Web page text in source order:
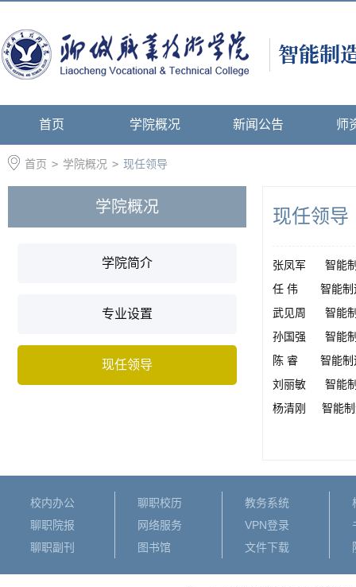
首页 学院概况 新闻公告 师
首页 > 学院概况 > 现任领导
学院概况
学院简介
专业设置
现任领导
现任领导
张凤军 智能制
任 伟 智能制
武见周 智能制
孙国强 智能制
陈 睿 智能制
刘丽敏 智能制
杨清刚 智能制
校内办公
聊职院报
聊职副刊
聊职校历
网络服务
图书馆
教务系统
VPN登录
文件下载